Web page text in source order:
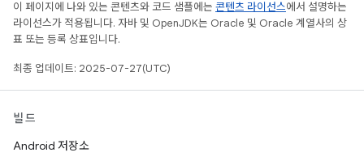
이 페이지에 나와 있는 콘텐츠와 코드 샘플에는 콘텐츠 라이선스에서 설명하는
라이선스가 적용됩니다. 자바 및 OpenJDK는 Oracle 및 Oracle 계열사의 상
표 또는 등록 상표입니다.
최종 업데이트: 2025-07-27(UTC)
빌드
Android 저장소